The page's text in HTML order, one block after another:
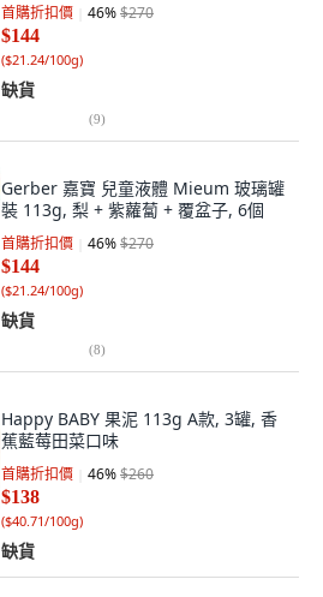
首購折扣價 46%$270
$144
($21.24/100g)
缺貨
(9)
Gerber 嘉寶 兒童液體 Mieum 玻璃罐
裝 113g, 梨 + 紫蘿蔔 + 覆盆子, 6個
首購折扣價 46%$270
$144
($21.24/100g)
缺貨
(8)
Happy BABY 果泥 113g A款, 3罐, 香
蕉藍莓田菜口味
首購折扣價 46%$260
$138
($40.71/100g)
缺貨